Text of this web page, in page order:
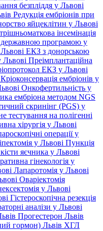
безпліддя у Львові
Редукція ембріонів при
яйцеклітин у Львові
інсемінація
програмою у
ЕКЗ з донорською
Преімплантаційна
ЕКЗ у Львові
Кріоконсервація ембріонів у
Онкофертильність у
ембріона методом NGS
скринінг (PGS) у
тестування на полігенні
хірургія у Львові
операції у
у Львові Пункція
яєчника у Львові
гінекологія у
Лапаротомія у Львові
Оваріектомія
у Львові
Гістероскопічна резекція
аналізи у Львові
Прогестерон Львів
гормон) Львів ХГЛ